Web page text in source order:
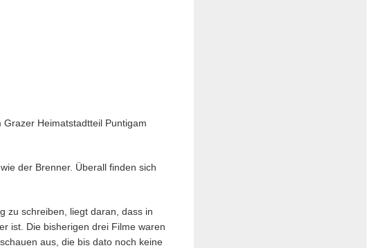
Heimatstadtteil Puntigam
der Brenner. Überall finden sich
zu schreiben, liegt daran, dass in
ist. Die bisherigen drei Filme waren
aus, die bis dato noch keine